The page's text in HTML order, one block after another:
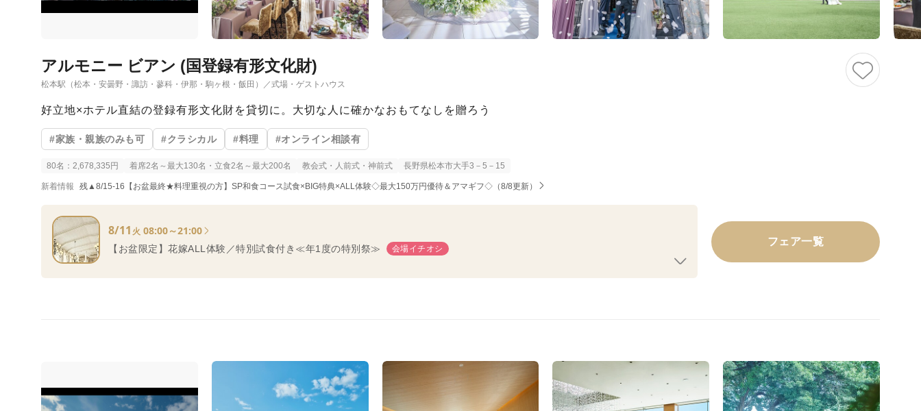
アルモニー ビアン (国登録有形文化財)
松本駅（松本・安曇野・諏訪・蓼科・伊那・駒ヶ根・飯田）／式場・ゲストハウス
好立地×ホテル直結の登録有形文化財を貸切に。大切な人に確かなおもてなしを贈ろう
#家族・親族のみも可 #クラシカル #料理 #オンライン相談有
80名：2,678,335円 着席2名～最大130名・立食2名～最大200名 教会式・人前式・神前式 長野県松本市大手3－5－15
新着情報 残▲8/15-16【お盆最終★料理重視の方】SP和食コース試食×BIG特典×ALL体験◇最大150万円優待＆アマギフ◇（8/8更新）
8/11 火 08:00～21:00
【お盆限定】花嫁ALL体験／特別試食付き≪年1度の特別祭≫ 会場イチオシ
フェア一覧